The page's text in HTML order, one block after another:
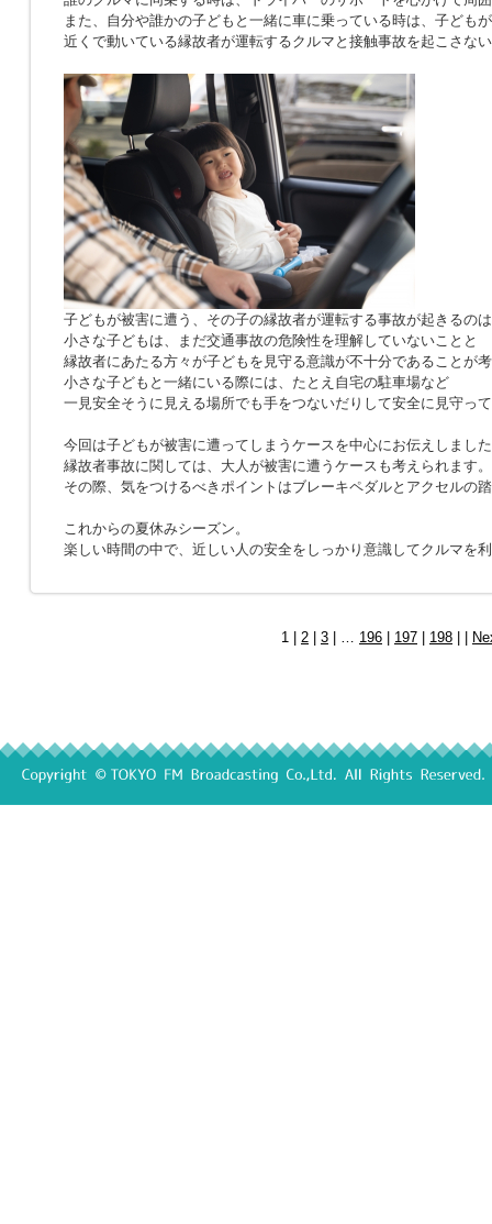
また、自分や誰かの子どもと一緒に車に乗っている時は、子ども
近くで動いている縁故者が運転するクルマと接触事故を起こさな
子どもが被害に遭う、その子の縁故者が運転する事故が起きるの
小さな子どもは、まだ交通事故の危険性を理解していないことと
縁故者にあたる方々が子どもを見守る意識が不十分であることが
小さな子どもと一緒にいる際には、たとえ自宅の駐車場など
一見安全そうに見える場所でも手をつないだりして安全に見守っ
今回は子どもが被害に遭ってしまうケースを中心にお伝えしまし
縁故者事故に関しては、大人が被害に遭うケースも考えられます。
その際、気をつけるべきポイントはブレーキペダルとアクセルの
これからの夏休みシーズン。
楽しい時間の中で、近しい人の安全をしっかり意識してクルマを
1 | 2 3 | … 196 197 198